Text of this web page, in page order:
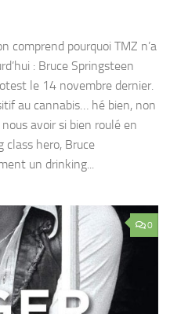
comprend pourquoi TMZ n’a
: Bruce Springsteen
le 14 novembre dernier.
au cannabis… hé bien, non
avoir si bien roulé en
class hero, Bruce
un drinking...
0